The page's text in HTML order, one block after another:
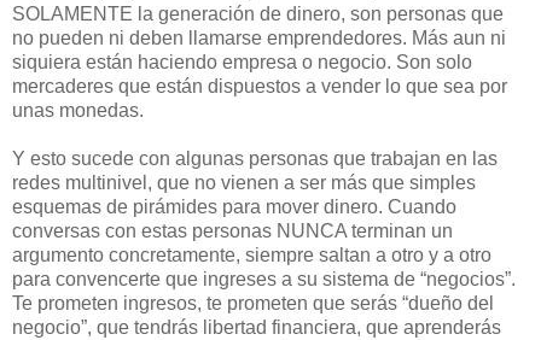
SOLAMENTE la generación de dinero, son personas que
no pueden ni deben llamarse emprendedores. Más aun ni
siquiera están haciendo empresa o negocio. Son solo
mercaderes que están dispuestos a vender lo que sea por
unas monedas.
Y esto sucede con algunas personas que trabajan en las
redes multinivel, que no vienen a ser más que simples
esquemas de pirámides para mover dinero. Cuando
conversas con estas personas NUNCA terminan un
argumento concretamente, siempre saltan a otro y a otro
para convencerte que ingreses a su sistema de “negocios”.
Te prometen ingresos, te prometen que serás “dueño del
negocio”, que tendrás libertad financiera, que aprenderás